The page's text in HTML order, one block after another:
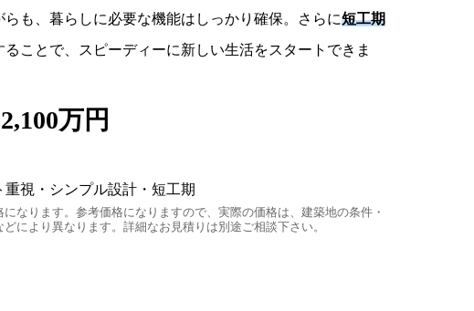
らも、暮らしに必要な機能はしっかり確保。さらに短工期
ことで、スピーディーに新しい生活をスタートできま
万円
視・シンプル設計・短工期
なります。参考価格になりますので、実際の価格は、建築地の条件・
により異なります。詳細なお見積りは別途ご相談下さい。